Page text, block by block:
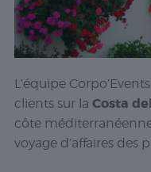
L’équipe
clients sur la Costa
côte
voyage d’affaires des